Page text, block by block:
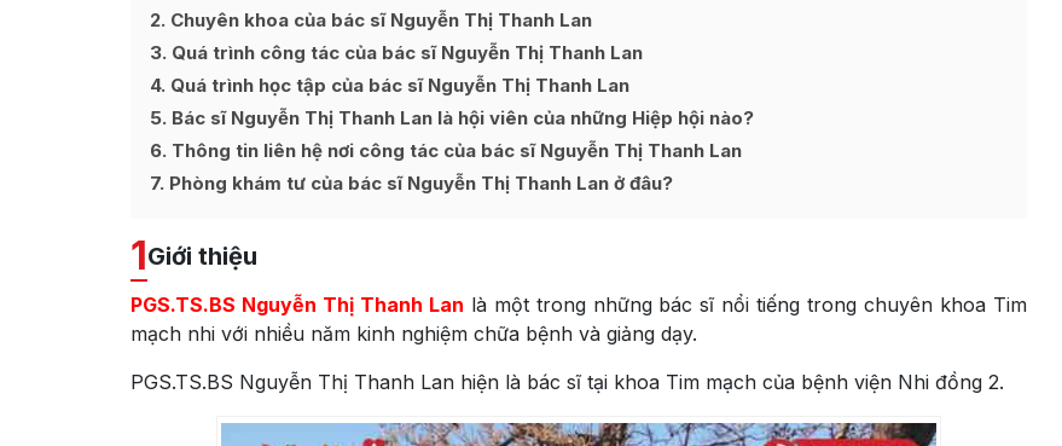
2 Chuyên khoa của bác sĩ Nguyễn Thị Thanh Lan
3 Quá trình công tác của bác sĩ Nguyễn Thị Thanh Lan
4 Quá trình học tập của bác sĩ Nguyễn Thị Thanh Lan
5 Bác sĩ Nguyễn Thị Thanh Lan là hội viên của những Hiệp hội nào?
6 Thông tin liên hệ nơi công tác của bác sĩ Nguyễn Thị Thanh Lan
7 Phòng khám tư của bác sĩ Nguyễn Thị Thanh Lan ở đâu?
1Giới thiệu
PGS.TS.BS Nguyễn Thị Thanh Lan là một trong những bác sĩ nổi tiếng trong chuyên khoa Tim
mạch nhi với nhiều năm kinh nghiệm chữa bệnh và giảng dạy.
PGS.TS.BS Nguyễn Thị Thanh Lan hiện là bác sĩ tại khoa Tim mạch của bệnh viện Nhi đồng 2.